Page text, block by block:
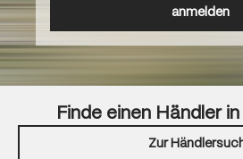
anmelden
Finde einen Händler
Zur